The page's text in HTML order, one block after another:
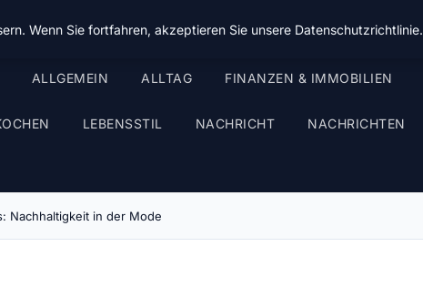
ALLGEMEIN ALLTAG FINANZEN & IMMOBILIEN
LEBENSSTIL NACHRICHT NACHRICHTEN
Nachhaltigkeit in der Mode
Wenn Sie fortfahren, akzeptieren Sie unsere Datenschutzrichtlinie.